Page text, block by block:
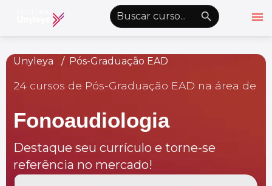
menu
Graduação EAD
Pós-Graduação EAD
Atualização Profissional
Conheça a Unyleyakeyboard_arrow_down
Alianças Acadêmicas
Unyleya Pós-Graduação EAD
24 cursos de Pós-Graduação EAD na área de
Fonoaudiologia
Destaque seu currículo e torne-se
referência no mercado!